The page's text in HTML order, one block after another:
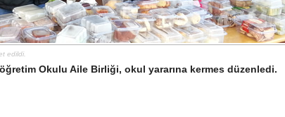
edildi.
Okulu Aile Birliği, okul yararına kermes düzenledi.